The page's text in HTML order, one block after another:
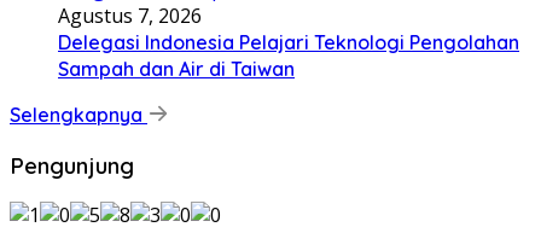
Agustus 7, 2026
Delegasi Indonesia Pelajari Teknologi Pengolahan
Sampah dan Air di Taiwan
Selengkapnya
Pengunjung